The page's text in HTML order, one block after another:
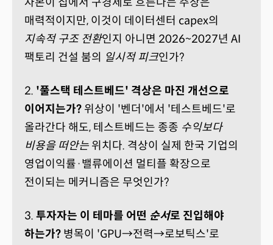
매력적이지만, 이것이 데이터센터 capex의
지속적 구조 전환인지 아니면 2026~2027년 AI
팩토리 건설 붐의 일시적 피크인가?
2. '풀스택 테스트베드' 격상은 마진 개선으로
이어지는가? 위상이 '벤더'에서 '테스트베드'로
올라간다 해도, 테스트베드는 종종 수익보다
비용을 떠안는 위치다. 격상이 실제 한국 기업의
영업이익률·밸류에이션 멀티플 확장으로
전이되는 메커니즘은 무엇인가?
3. 투자자는 이 테마를 어떤 순서로 진입해야
하는가? 병목이 'GPU→전력→로보틱스'로